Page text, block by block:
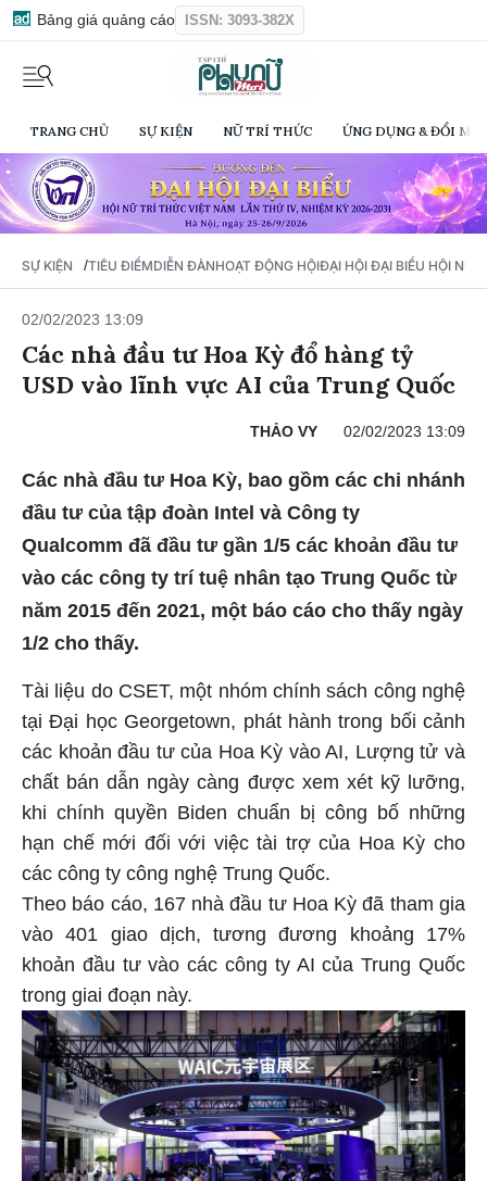
Bảng giá quảng cáo ISSN: 3093-382X
TRANG CHỦ SỰ KIỆN NỮ TRÍ THỨC ỨNG DỤNG & ĐỔI
SỰ KIỆN /TIÊU ĐIỂMDIỄN ĐÀNHOẠT ĐỘNG HỘIĐẠI HỘI ĐẠI BIỂU HỘI NỮ
02/02/2023 13:09
Các nhà đầu tư Hoa Kỳ đổ hàng tỷ
USD vào lĩnh vực AI của Trung Quốc
THẢO VY 02/02/2023 13:09
Các nhà đầu tư Hoa Kỳ, bao gồm các chi nhánh
đầu tư của tập đoàn Intel và Công ty
Qualcomm đã đầu tư gần 1/5 các khoản đầu tư
vào các công ty trí tuệ nhân tạo Trung Quốc từ
năm 2015 đến 2021, một báo cáo cho thấy ngày
1/2 cho thấy.
Tài liệu do CSET, một nhóm chính sách công nghệ
tại Đại học Georgetown, phát hành trong bối cảnh
các khoản đầu tư của Hoa Kỳ vào AI, Lượng tử và
chất bán dẫn ngày càng được xem xét kỹ lưỡng,
khi chính quyền Biden chuẩn bị công bố những
hạn chế mới đối với việc tài trợ của Hoa Kỳ cho
các công ty công nghệ Trung Quốc.
Theo báo cáo, 167 nhà đầu tư Hoa Kỳ đã tham gia
vào 401 giao dịch, tương đương khoảng 17%
khoản đầu tư vào các công ty AI của Trung Quốc
trong giai đoạn này.